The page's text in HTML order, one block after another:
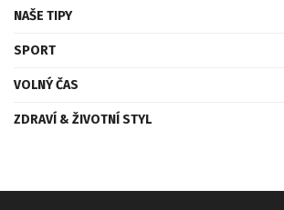
NAŠE TIPY
SPORT
VOLNÝ ČAS
ZDRAVÍ & ŽIVOTNÍ STYL